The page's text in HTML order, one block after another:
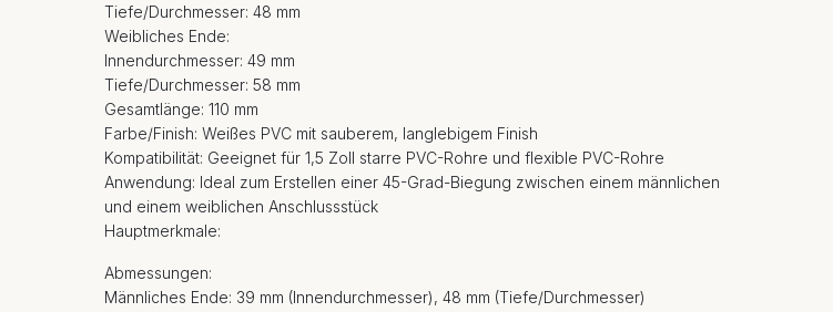
Tiefe/Durchmesser: 48 mm
Weibliches Ende:
Innendurchmesser: 49 mm
Tiefe/Durchmesser: 58 mm
Gesamtlänge: 110 mm
Farbe/Finish: Weißes PVC mit sauberem, langlebigem Finish
Kompatibilität: Geeignet für 1,5 Zoll starre PVC-Rohre und flexible PVC-Rohre
Anwendung: Ideal zum Erstellen einer 45-Grad-Biegung zwischen einem männlichen
und einem weiblichen Anschlussstück
Hauptmerkmale:
Abmessungen:
Männliches Ende: 39 mm (Innendurchmesser), 48 mm (Tiefe/Durchmesser)